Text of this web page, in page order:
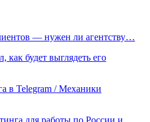
— нужен ли агентству…
как будет выглядеть его
в Telegram / Механики
для работы по России и…